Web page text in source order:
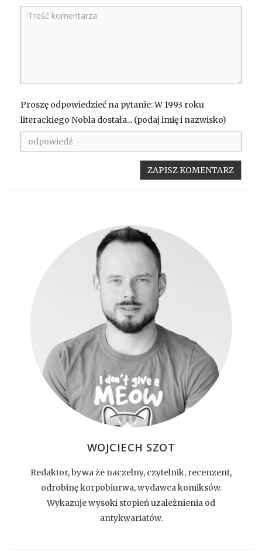
Proszę odpowiedzieć na pytanie: W 1993 roku
literackiego Nobla dostała... (podaj imię i nazwisko)
WOJCIECH SZOT
Redaktor, bywa że naczelny, czytelnik, recenzent,
odrobinę korpobiurwa, wydawca komiksów.
Wykazuje wysoki stopień uzależnienia od
antykwariatów.